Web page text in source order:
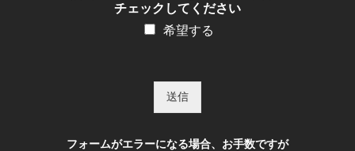
チェックしてください
希望する
送信
フォームがエラーになる場合、お手数ですが